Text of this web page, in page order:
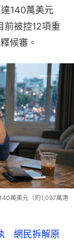
140萬美元
前被控12項重
候審。
萬美元（約1,097萬港
網民拆解原